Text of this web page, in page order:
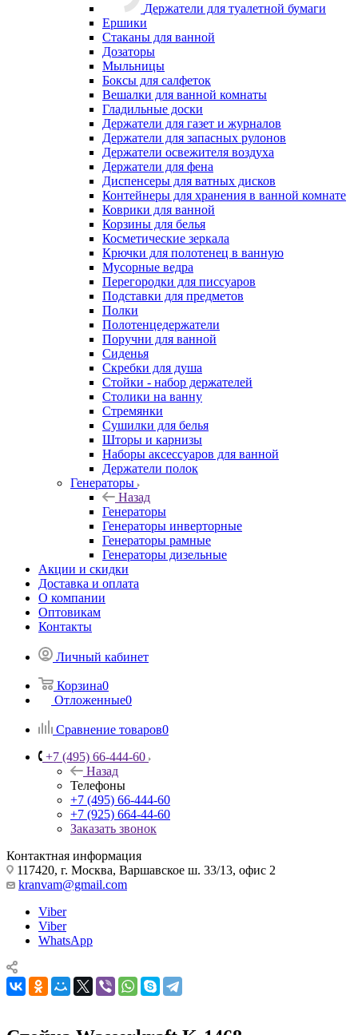
Держатели для туалетной бумаги
Ершики
Стаканы для ванной
Дозаторы
Мыльницы
Боксы для салфеток
Вешалки для ванной комнаты
Гладильные доски
Держатели для газет и журналов
Держатели для запасных рулонов
Держатели освежителя воздуха
Держатели для фена
Диспенсеры для ватных дисков
Контейнеры для хранения в ванной комнате
Коврики для ванной
Корзины для белья
Косметические зеркала
Крючки для полотенец в ванную
Мусорные ведра
Перегородки для писсуаров
Подставки для предметов
Полки
Полотенцедержатели
Поручни для ванной
Сиденья
Скребки для душа
Стойки - набор держателей
Столики на ванну
Стремянки
Сушилки для белья
Шторы и карнизы
Наборы аксессуаров для ванной
Держатели полок
Генераторы
Назад
Генераторы
Генераторы инверторные
Генераторы рамные
Генераторы дизельные
Акции и скидки
Доставка и оплата
О компании
Оптовикам
Контакты
Личный кабинет
Корзина0
Отложенные0
Сравнение товаров0
+7 (495) 66-444-60
Назад
Телефоны
+7 (495) 66-444-60
+7 (925) 664-44-60
Заказать звонок
Контактная информация
117420, г. Москва, Варшавское ш. 33/13, офис 2
kranvam@gmail.com
Viber
Viber
WhatsApp